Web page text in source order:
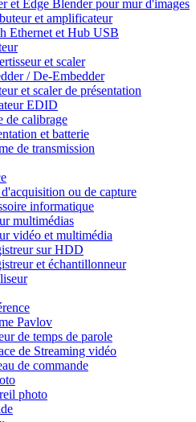
et Edge Blender pour mur d'images
et amplificateur
Ethernet et Hub USB
et scaler
/ De-Embedder
et scaler de présentation
EDID
de calibrage
et batterie
de transmission
ou de capture
informatique
multimédias
vidéo et multimédia
sur HDD
et échantillonneur
Pavlov
de temps de parole
de Streaming vidéo
de commande
photo